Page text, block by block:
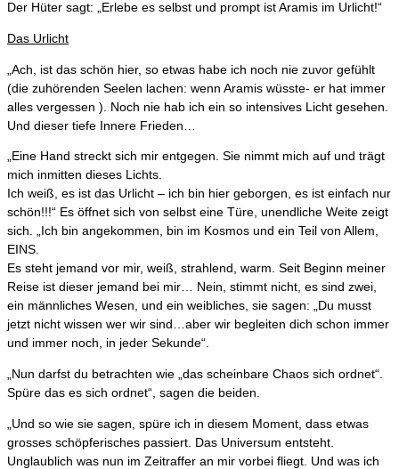
Der Hüter sagt: „Erlebe es selbst und prompt ist Aramis im Urlicht!“
Das Urlicht
„Ach, ist das schön hier, so etwas habe ich noch nie zuvor gefühlt
(die zuhörenden Seelen lachen: wenn Aramis wüsste- er hat immer
alles vergessen ). Noch nie hab ich ein so intensives Licht gesehen.
Und dieser tiefe Innere Frieden…
„Eine Hand streckt sich mir entgegen. Sie nimmt mich auf und trägt
mich inmitten dieses Lichts.
Ich weiß, es ist das Urlicht – ich bin hier geborgen, es ist einfach nur
schön!!!“ Es öffnet sich von selbst eine Türe, unendliche Weite zeigt
sich. „Ich bin angekommen, bin im Kosmos und ein Teil von Allem,
EINS.
Es steht jemand vor mir, weiß, strahlend, warm. Seit Beginn meiner
Reise ist dieser jemand bei mir… Nein, stimmt nicht, es sind zwei,
ein männliches Wesen, und ein weibliches, sie sagen: „Du musst
jetzt nicht wissen wer wir sind…aber wir begleiten dich schon immer
und immer noch, in jeder Sekunde“.
„Nun darfst du betrachten wie „das scheinbare Chaos sich ordnet“.
Spüre das es sich ordnet“, sagen die beiden.
„Und so wie sie sagen, spüre ich in diesem Moment, dass etwas
grosses schöpferisches passiert. Das Universum entsteht.
Unglaublich was nun im Zeitraffer an mir vorbei fliegt. Und was ich